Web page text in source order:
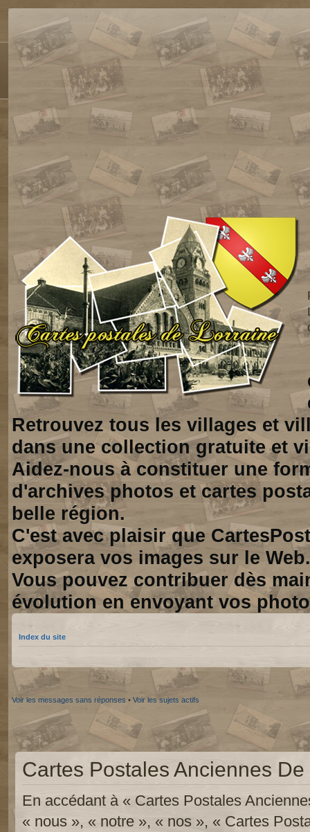
Retrouvez tous les villages et
dans une collection gratuite et
Aidez-nous à constituer une
d'archives photos et cartes
belle région.
C'est avec plaisir que
exposera vos images sur le Web.
Vous pouvez contribuer dès
évolution en envoyant vos
Index du site
Voir les messages sans réponses • Voir les sujets actifs
Cartes Postales Anciennes
En accédant à « Cartes Postales
« nous », « notre », « nos », « Cartes